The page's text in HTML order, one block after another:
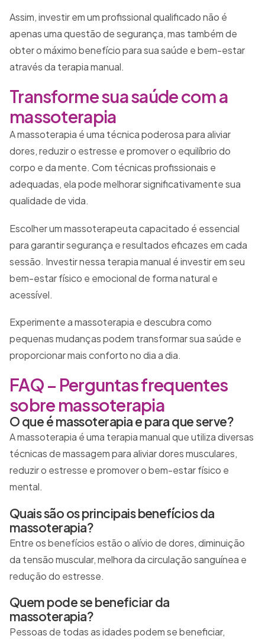
Assim, investir em um profissional qualificado não é
apenas uma questão de segurança, mas também de
obter o máximo benefício para sua saúde e bem-estar
através da terapia manual.
Transforme sua saúde com a
massoterapia
A massoterapia é uma técnica poderosa para aliviar
dores, reduzir o estresse e promover o equilíbrio do
corpo e da mente. Com técnicas profissionais e
adequadas, ela pode melhorar significativamente sua
qualidade de vida.
Escolher um massoterapeuta capacitado é essencial
para garantir segurança e resultados eficazes em cada
sessão. Investir nessa terapia manual é investir em seu
bem-estar físico e emocional de forma natural e
acessível.
Experimente a massoterapia e descubra como
pequenas mudanças podem transformar sua saúde e
proporcionar mais conforto no dia a dia.
FAQ – Perguntas frequentes
sobre massoterapia
O que é massoterapia e para que serve?
A massoterapia é uma terapia manual que utiliza diversas
técnicas de massagem para aliviar dores musculares,
reduzir o estresse e promover o bem-estar físico e
mental.
Quais são os principais benefícios da
massoterapia?
Entre os benefícios estão o alívio de dores, diminuição
da tensão muscular, melhora da circulação sanguínea e
redução do estresse.
Quem pode se beneficiar da
massoterapia?
Pessoas de todas as idades podem se beneficiar,